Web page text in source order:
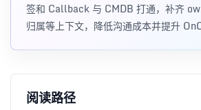
签和 Callback 与 CMDB 打通，补齐
归属等上下文，降低沟通成本并提升
阅读路径